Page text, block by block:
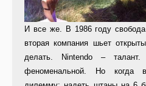
И все же. В 1986 году
вторая компания шьет
делать. Nintendo – талант.
феноменальной. Но когда